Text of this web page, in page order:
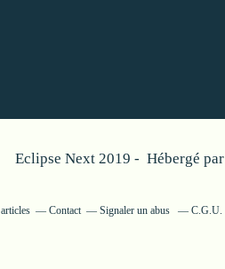
Eclipse Next 2019 - Hébergé par
Contact Signaler un abus C.G.U.